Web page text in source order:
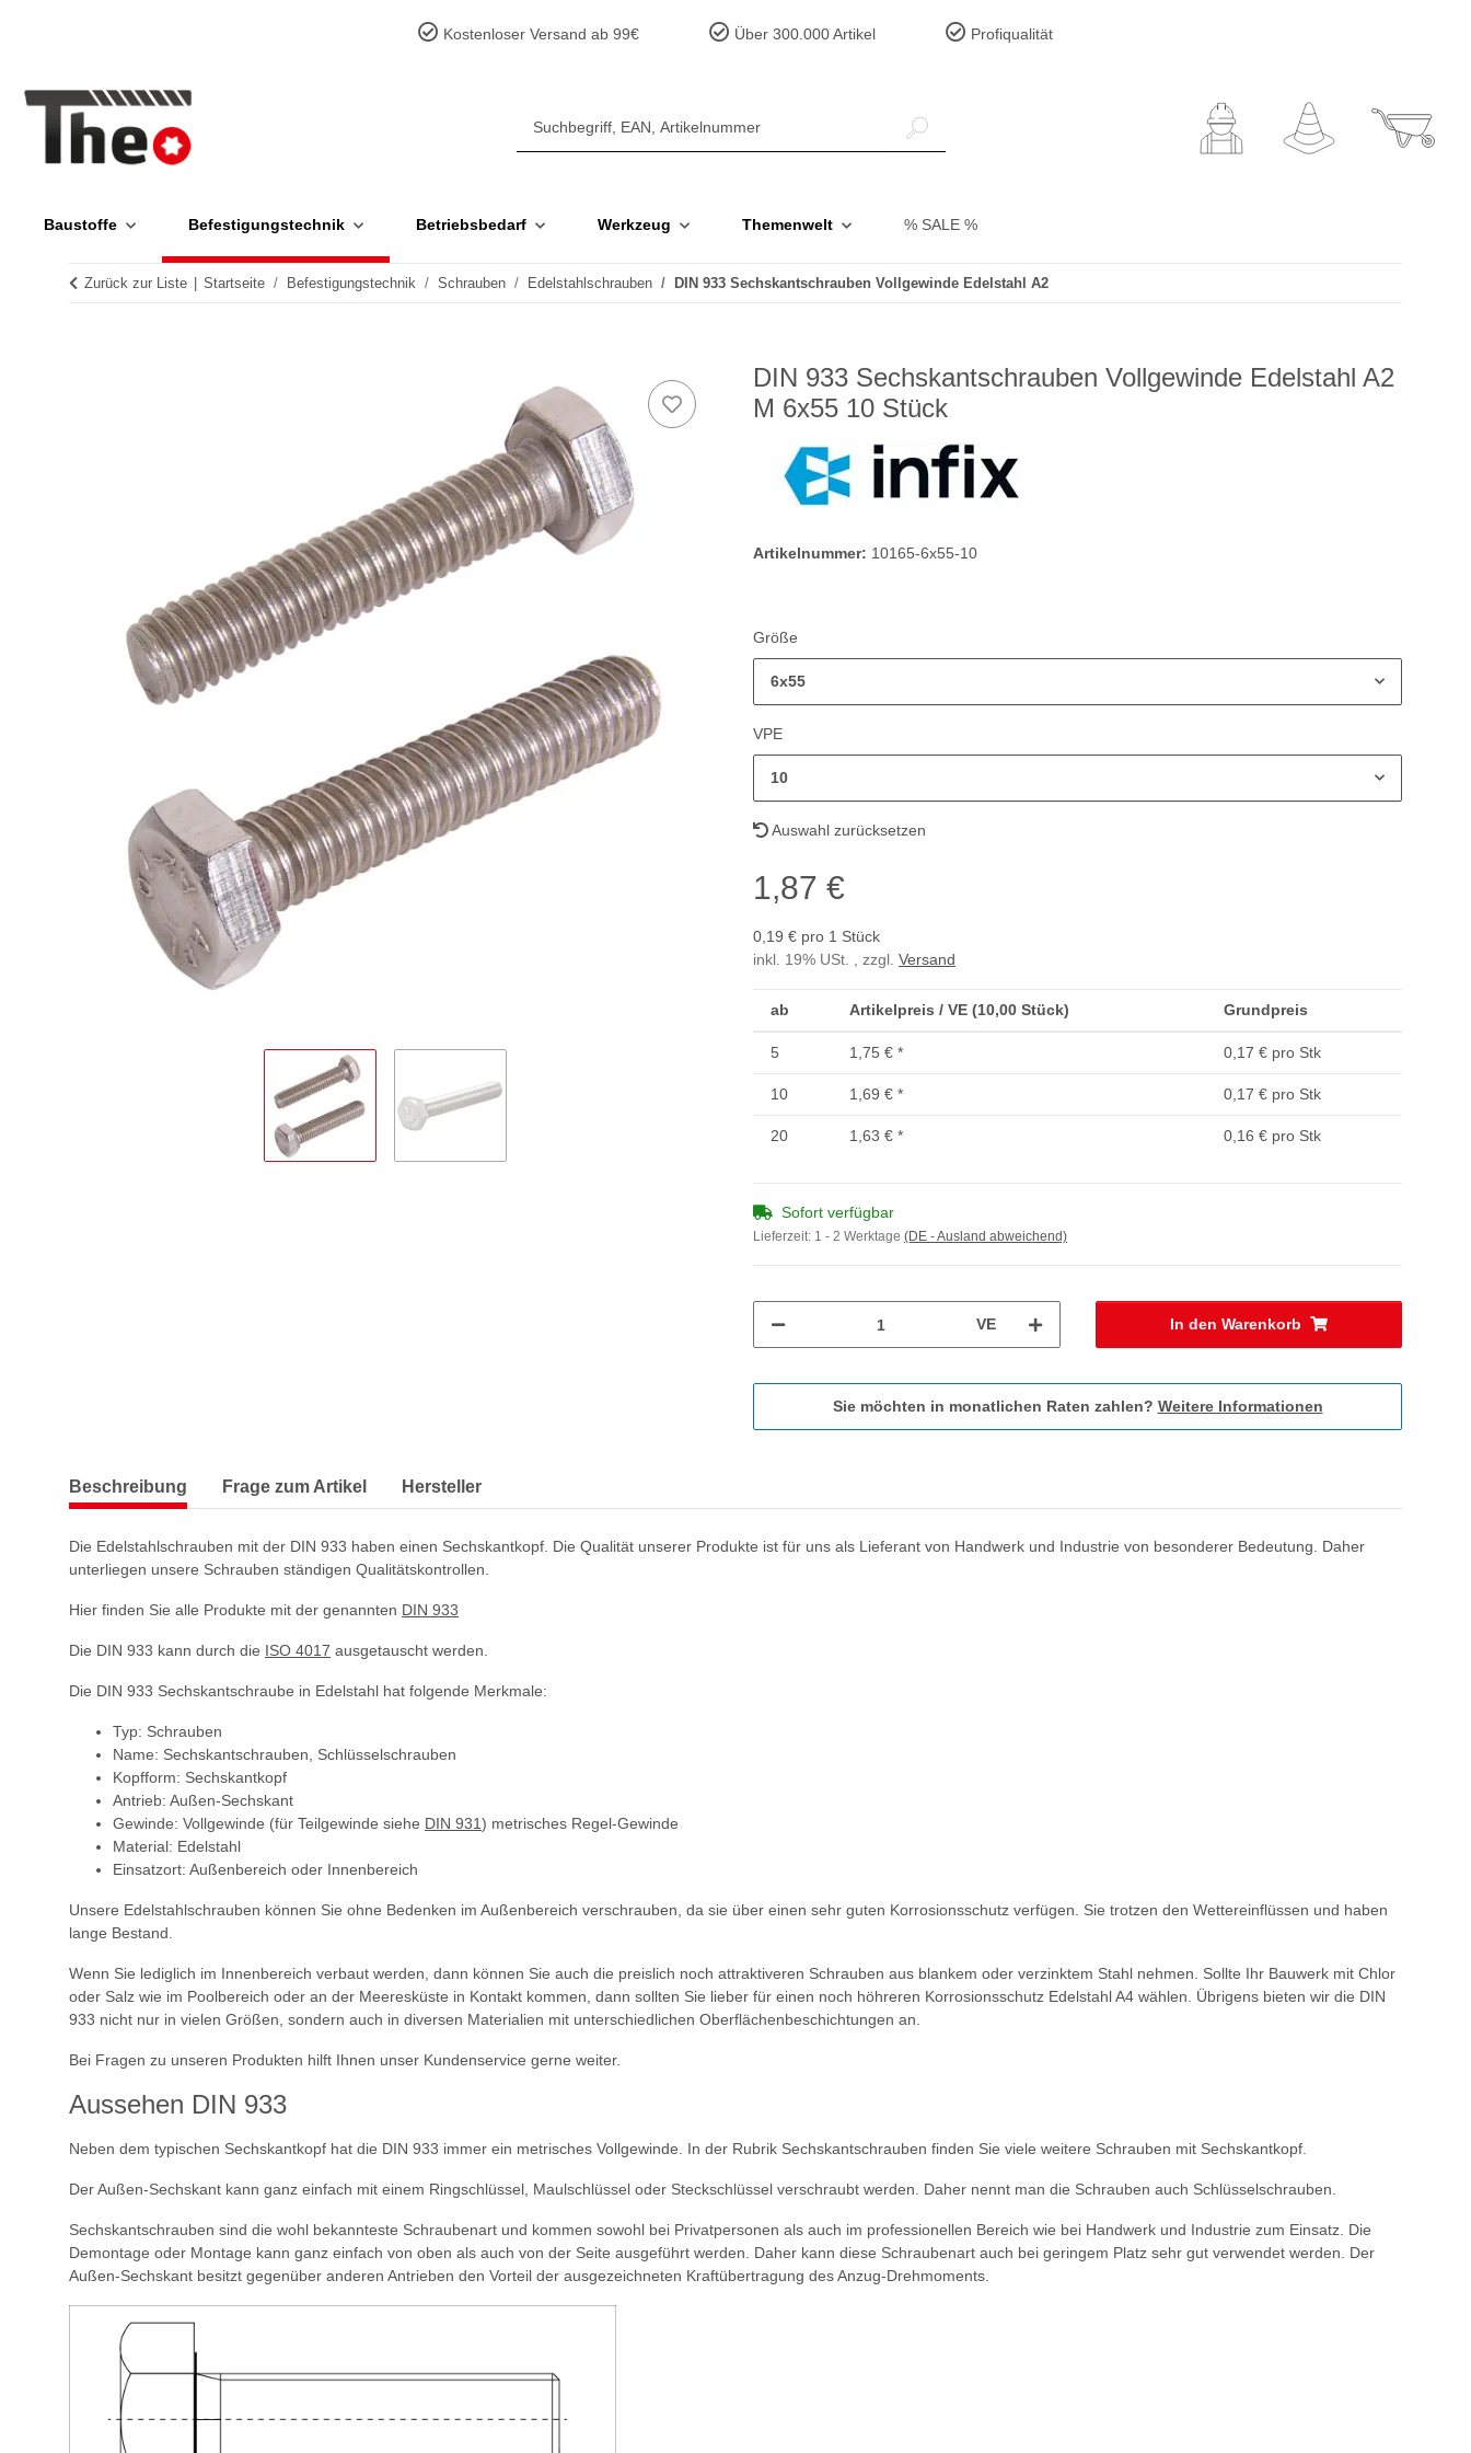
Kostenloser Versand ab 99€ Über 300.000 Artikel Profiqualität
Baustoffe Befestigungstechnik Betriebsbedarf Werkzeug Themenwelt % SALE %
Zurück zur Liste Startseite Befestigungstechnik Schrauben Edelstahlschrauben DIN 933 Sechskantschrauben Vollgewinde Edelstahl A2
DIN 933 Sechskantschrauben Vollgewinde Edelstahl A2
M 6x55 10 Stück
Artikelnummer: 10165-6x55-10
Größe
6x55
VPE
10
Auswahl zurücksetzen
1,87 €
0,19 € pro 1 Stück
inkl. 19% USt. , zzgl. Versand
ab Artikelpreis / VE (10,00 Stück) Grundpreis
5 1,75 € * 0,17 € pro Stk
10 1,69 € * 0,17 € pro Stk
20 1,63 € * 0,16 € pro Stk
Sofort verfügbar
Lieferzeit: 1 - 2 Werktage (DE - Ausland abweichend)
VE In den Warenkorb
Sie möchten in monatlichen Raten zahlen? Weitere Informationen
Beschreibung Frage zum Artikel Hersteller
Die Edelstahlschrauben mit der DIN 933 haben einen Sechskantkopf. Die Qualität unserer Produkte ist für uns als Lieferant von Handwerk und Industrie von besonderer Bedeutung. Daher
unterliegen unsere Schrauben ständigen Qualitätskontrollen.
Hier finden Sie alle Produkte mit der genannten DIN 933
Die DIN 933 kann durch die ISO 4017 ausgetauscht werden.
Die DIN 933 Sechskantschraube in Edelstahl hat folgende Merkmale:
Typ: Schrauben
Name: Sechskantschrauben, Schlüsselschrauben
Kopfform: Sechskantkopf
Antrieb: Außen-Sechskant
Gewinde: Vollgewinde (für Teilgewinde siehe DIN 931) metrisches Regel-Gewinde
Material: Edelstahl
Einsatzort: Außenbereich oder Innenbereich
Unsere Edelstahlschrauben können Sie ohne Bedenken im Außenbereich verschrauben, da sie über einen sehr guten Korrosionsschutz verfügen. Sie trotzen den Wettereinflüssen und haben
lange Bestand.
Wenn Sie lediglich im Innenbereich verbaut werden, dann können Sie auch die preislich noch attraktiveren Schrauben aus blankem oder verzinktem Stahl nehmen. Sollte Ihr Bauwerk mit Chlor
oder Salz wie im Poolbereich oder an der Meeresküste in Kontakt kommen, dann sollten Sie lieber für einen noch höhreren Korrosionsschutz Edelstahl A4 wählen. Übrigens bieten wir die DIN
933 nicht nur in vielen Größen, sondern auch in diversen Materialien mit unterschiedlichen Oberflächenbeschichtungen an.
Bei Fragen zu unseren Produkten hilft Ihnen unser Kundenservice gerne weiter.
Aussehen DIN 933
Neben dem typischen Sechskantkopf hat die DIN 933 immer ein metrisches Vollgewinde. In der Rubrik Sechskantschrauben finden Sie viele weitere Schrauben mit Sechskantkopf.
Der Außen-Sechskant kann ganz einfach mit einem Ringschlüssel, Maulschlüssel oder Steckschlüssel verschraubt werden. Daher nennt man die Schrauben auch Schlüsselschrauben.
Sechskantschrauben sind die wohl bekannteste Schraubenart und kommen sowohl bei Privatpersonen als auch im professionellen Bereich wie bei Handwerk und Industrie zum Einsatz. Die
Demontage oder Montage kann ganz einfach von oben als auch von der Seite ausgeführt werden. Daher kann diese Schraubenart auch bei geringem Platz sehr gut verwendet werden. Der
Außen-Sechskant besitzt gegenüber anderen Antrieben den Vorteil der ausgezeichneten Kraftübertragung des Anzug-Drehmoments.